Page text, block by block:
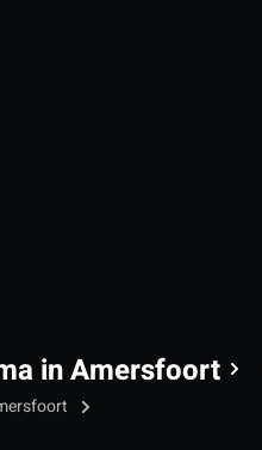
in Amersfoort